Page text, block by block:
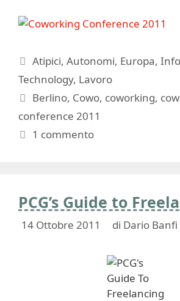
Categorie
Atipici,Autonomi, Europa,
Technology, Lavoro
Tag
Berlino, Cowo, coworking,
conference 2011
1 commento
PCG’s Guide to
14 Ottobre 2011 di Dario Banfi